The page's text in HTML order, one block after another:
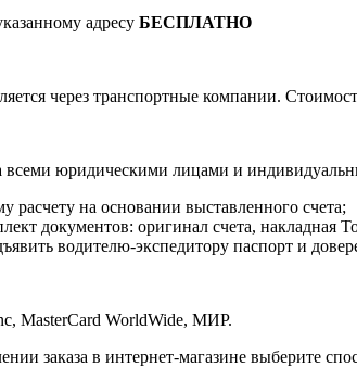
адресу БЕСПЛАТНО
через транспортные компании.
всеми юридическими лицами и
расчету на основании выставленного счета;
документов: оригинал счета, накладная
водителю-экспедитору паспорт и
MasterCard WorldWide, МИР.
заказа в интернет-магазине выберите